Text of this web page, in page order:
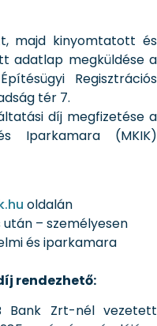
majd kinyomtatott és
adatlap megküldése a
Regisztrációs
tér 7.
díj megfizetése a
Iparkamara (MKIK)
oldalán
– személyesen
és iparkamara
rendezhető:
Bank Zrt-nél vezetett